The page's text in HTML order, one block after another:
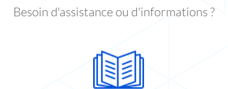
Besoin d'assistance ou d'informations ?